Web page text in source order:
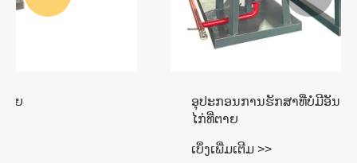
ອຸປະກອນການຮັກສາທີ່ບໍ່ມີອັນຕະລາຍສໍາລັບເປັດ